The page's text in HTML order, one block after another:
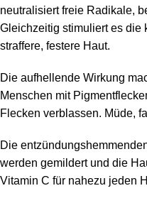
neutralisiert freie Radikale,
Gleichzeitig stimuliert es die
straffere, festere Haut.
Die aufhellende Wirkung
Menschen mit
Flecken verblassen. Müde,
Die
werden gemildert und die
Vitamin C für nahezu jeden